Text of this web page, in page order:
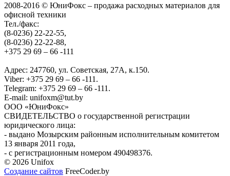
2008-2016 © ЮниФокс – продажа расходных материалов для
офисной техники
Тел./факс:
(8-0236) 22-22-55,
(8-0236) 22-22-88,
+375 29 69 – 66 -111
Адрес: 247760, ул. Советская, 27А, к.150.
Viber: +375 29 69 – 66 -111.
Telegram: +375 29 69 – 66 -111.
E-mail: unifoxm@tut.by
ООО «ЮниФокс»
СВИДЕТЕЛЬСТВО о государственной регистрации
юридического лица:
- выдано Мозырским районным исполнительным комитетом
13 января 2011 года,
- с регистрационным номером 490498376.
© 2026 Unifox
Создание сайтов FreeCoder.by